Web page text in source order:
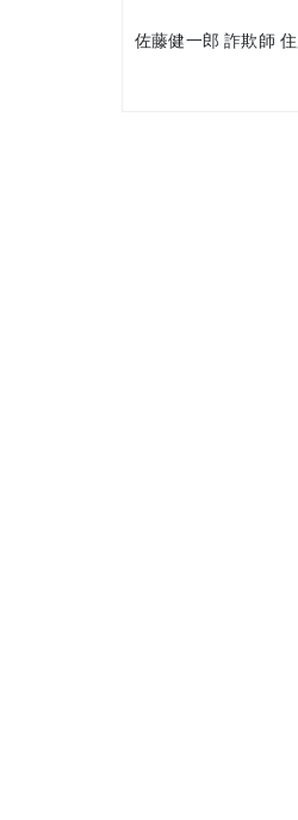
佐藤健一郎 詐欺師